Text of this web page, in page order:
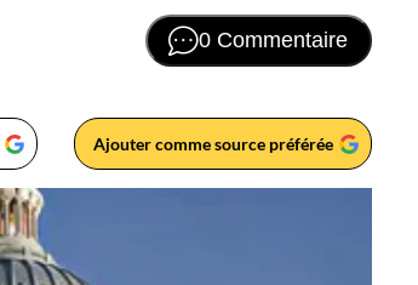
0 Commentaire
Ajouter comme source préférée